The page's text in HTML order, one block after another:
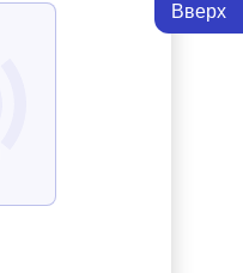
Вверх